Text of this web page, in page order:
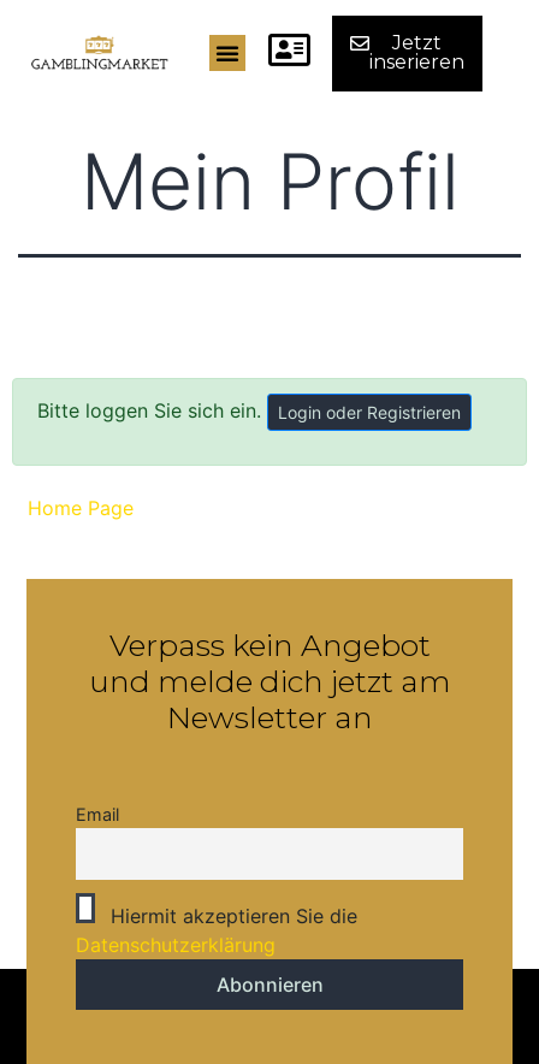
Jetzt
inserieren
Mein Profil
Bitte loggen Sie sich ein. Login oder Registrieren
Home Page
Verpass kein Angebot
und melde dich jetzt am
Newsletter an
Email
Hiermit akzeptieren Sie die
Datenschutzerklärung